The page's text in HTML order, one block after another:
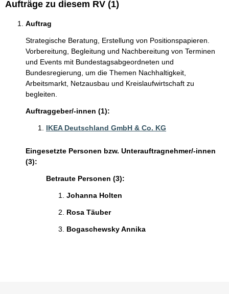
Aufträge zu diesem RV (1)
Auftrag
Strategische Beratung, Erstellung von Positionspapieren.
Vorbereitung, Begleitung und Nachbereitung von Terminen
und Events mit Bundestagsabgeordneten und
Bundesregierung, um die Themen Nachhaltigkeit,
Arbeitsmarkt, Netzausbau und Kreislaufwirtschaft zu
begleiten.
Auftraggeber/-innen (1):
IKEA Deutschland GmbH & Co. KG
Eingesetzte Personen bzw. Unterauftragnehmer/-innen
(3):
Betraute Personen (3):
Johanna Holten
Rosa Täuber
Bogaschewsky Annika